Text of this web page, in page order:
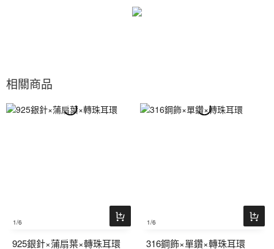
相關商品
1/6
925銀針×蒲扇葉×轉珠耳環
1/6
316鋼飾×單鑽×轉珠耳環